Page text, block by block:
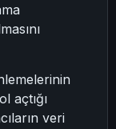
açtığı
veri